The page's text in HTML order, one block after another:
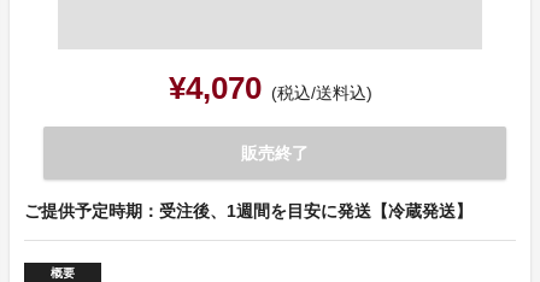
¥4,070 (税込/送料込)
販売終了
ご提供予定時期：受注後、1週間を目安に発送【冷蔵発送】
概要